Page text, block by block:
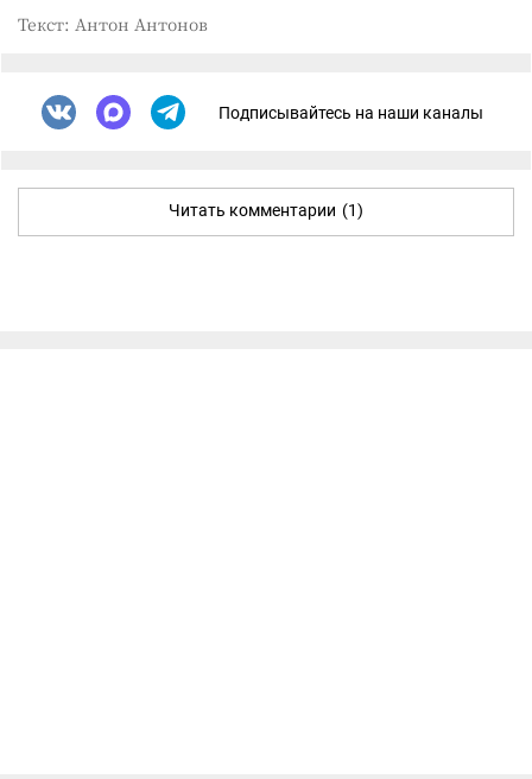
Текст: Антон Антонов
Подписывайтесь на наши каналы
Читать комментарии (1)